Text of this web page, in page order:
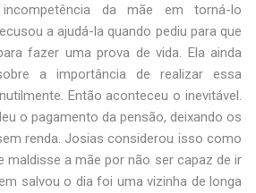
da mãe em torná-lo
a ajudá-la quando pediu para que
fazer uma prova de vida. Ela ainda
a importância de realizar essa
Então aconteceu o inevitável.
o pagamento da pensão, deixando os
renda. Josias considerou isso como
maldisse a mãe por não ser capaz de ir
salvou o dia foi uma vizinha de longa